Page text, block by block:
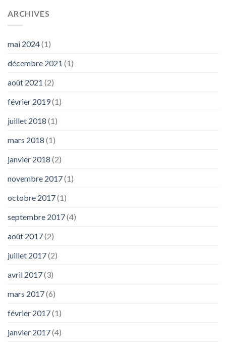
ARCHIVES
mai 2024(1)
décembre 2021 (1)
août 2021 (2)
février 2019(1)
juillet 2018 (1)
mars 2018 (1)
janvier 2018 (2)
novembre 2017(1)
octobre 2017(1)
septembre 2017(4)
août 2017(2)
juillet 2017(2)
avril 2017(3)
mars 2017(6)
février 2017(1)
janvier 2017(4)